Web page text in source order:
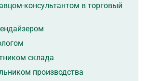
консультантом в торговый
склада
производства